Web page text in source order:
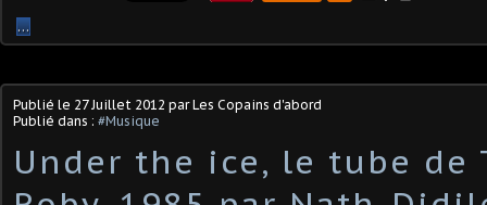
…
Publié le 27 Juillet 2012 par Les Copains d'abord
Publié dans : #Musique
Under the ice, le tube de